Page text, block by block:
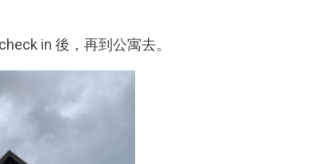
in 後，再到公寓去。